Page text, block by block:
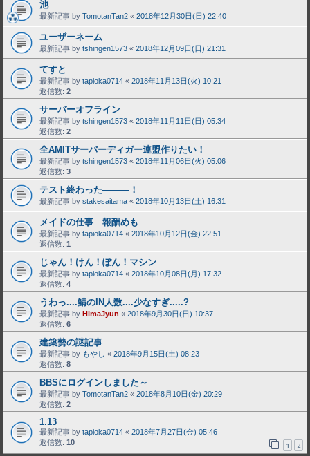
池
最新記事 by TomotanTan2 « 2018年12月30日(日) 22:40
ユーザーネーム
最新記事 by tshingen1573 « 2018年12月09日(日) 21:31
てすと
最新記事 by tapioka0714 « 2018年11月13日(火) 10:21
返信数: 2
サーバーオフライン
最新記事 by tshingen1573 « 2018年11月11日(日) 05:34
返信数: 2
全AMITサーバーディガー連盟作りたい！
最新記事 by tshingen1573 « 2018年11月06日(火) 05:06
返信数: 3
テスト終わった―――！
最新記事 by stakesaitama « 2018年10月13日(土) 16:31
メイドの仕事 報酬めも
最新記事 by tapioka0714 « 2018年10月12日(金) 22:51
返信数: 1
じゃん！けん！ぽん！マシン
最新記事 by tapioka0714 « 2018年10月08日(月) 17:32
返信数: 4
うわっ....鯖のIN人数....少なすぎ.....?
最新記事 by HimaJyun « 2018年9月30日(日) 10:37
返信数: 6
建築勢の謎記事
最新記事 by もやし « 2018年9月15日(土) 08:23
返信数: 8
BBSにログインしました～
最新記事 by TomotanTan2 « 2018年8月10日(金) 20:29
返信数: 2
1.13
最新記事 by tapioka0714 « 2018年7月27日(金) 05:46
返信数: 10 1 2